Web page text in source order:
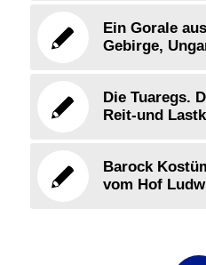
Ein Gorale
Gebirge,
Die Tuaregs.
Reit-und
Barock
vom Hof